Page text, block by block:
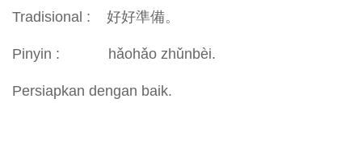
Tradisional : 好好準備。
Pinyin : hǎohǎo zhǔnbèi.
Persiapkan dengan baik.